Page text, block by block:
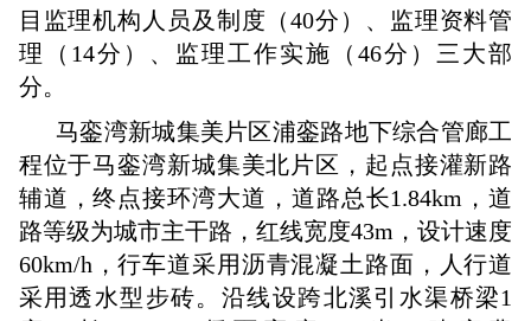
目监理机构人员及制度（40分）、监理资料管
理（14分）、监理工作实施（46分）三大部
分。
马銮湾新城集美片区浦銮路地下综合管廊工
程位于马銮湾新城集美北片区，起点接灌新路
辅道，终点接环湾大道，道路总长1.84km，道
路等级为城市主干路，红线宽度43m，设计速度
60km/h，行车道采用沥青混凝土路面，人行道
采用透水型步砖。沿线设跨北溪引水渠桥梁1